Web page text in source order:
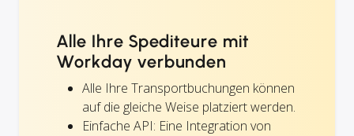
Alle Ihre Spediteure mit
Workday verbunden
Alle Ihre Transportbuchungen können
auf die gleiche Weise platziert werden.
Einfache API: Eine Integration von